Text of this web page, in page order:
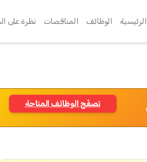
الوظائف المناقصات نظرة على
تصفّح الوظائف المتاحة